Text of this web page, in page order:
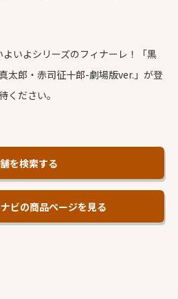
いよシリーズのフィナーレ！「黒
太郎・赤司征十郎-劇場版ver.」が登
ください。
を検索する
ビの商品ページを見る